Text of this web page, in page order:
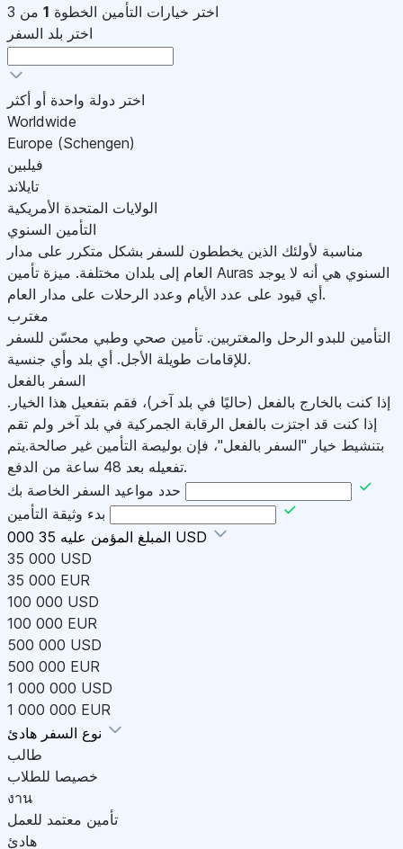
اختر خيارات التأمين الخطوة 1 من 3
اختر بلد السفر
اختر دولة واحدة أو أكثر
Worldwide
Europe (Schengen)
فيلبين
تايلاند
الولايات المتحدة الأمريكية
التأمين السنوي
مناسبة لأولئك الذين يخططون للسفر بشكل متكرر على مدار
العام إلى بلدان مختلفة. ميزة تأمين Auras السنوي هي أنه لا يوجد
أي قيود على عدد الأيام وعدد الرحلات على مدار العام.
مغترب
التأمين للبدو الرحل والمغتربين. تأمين صحي وطبي محسّن للسفر
للإقامات طويلة الأجل. أي بلد وأي جنسية.
السفر بالفعل
إذا كنت بالخارج بالفعل (حاليًا في بلد آخر)، فقم بتفعيل هذا الخيار.
إذا كنت قد اجتزت بالفعل الرقابة الجمركية في بلد آخر ولم تقم
بتنشيط خيار "السفر بالفعل"، فإن بوليصة التأمين غير صالحة.يتم
تفعيله بعد 48 ساعة من الدفع.
حدد مواعيد السفر الخاصة بك
بدء وثيقة التأمين
المبلغ المؤمن عليه 35 000 USD
35 000 USD
35 000 EUR
100 000 USD
100 000 EUR
500 000 USD
500 000 EUR
1 000 000 USD
1 000 000 EUR
نوع السفر
طالب
خصيصا للطلاب
งาน
تأمين معتمد للعمل
هادئ